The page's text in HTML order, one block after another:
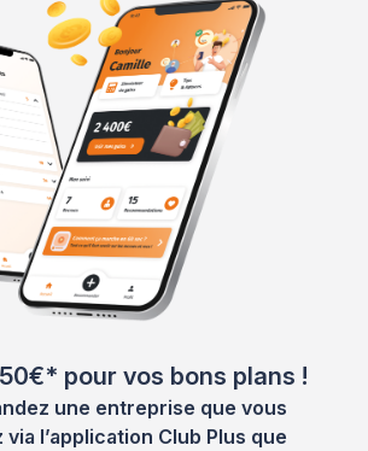
pour vos bons plans !
une entreprise que vous
l’application Club Plus que